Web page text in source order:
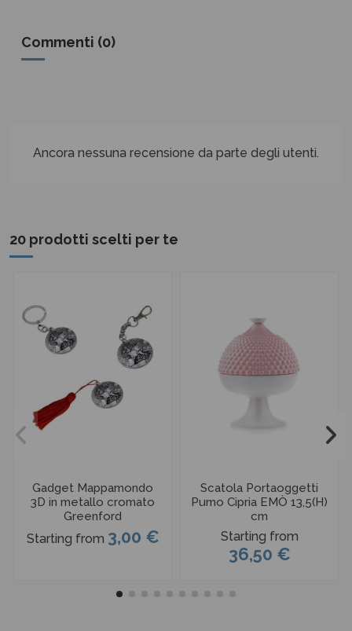
Commenti (0)
Ancora nessuna recensione da parte degli utenti.
20 prodotti scelti per te
Gadget Mappamondo
3D in metallo cromato
Greenford
Starting from 3,00 €
Scatola Portaoggetti
Pumo Cipria EMÒ 13,5(H)
cm
Starting from
36,50 €